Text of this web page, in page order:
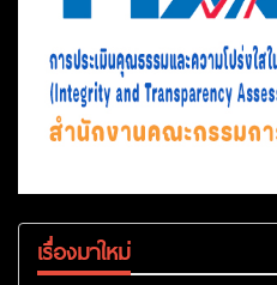
เรื่องมาใหม่